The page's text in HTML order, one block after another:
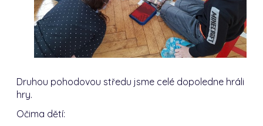
Druhou pohodovou středu jsme celé dopoledne hráli
hry.
Očima dětí: